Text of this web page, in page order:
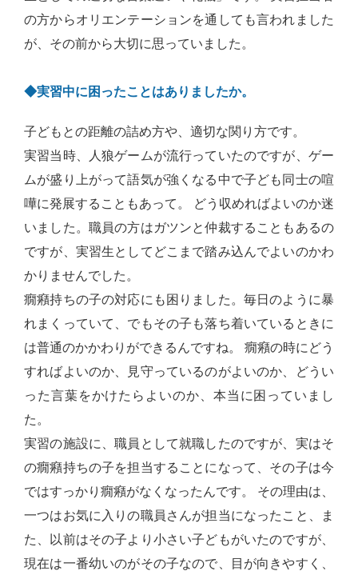
の方からオリエンテーションを通しても言われました
が、その前から大切に思っていました。
◆実習中に困ったことはありましたか。
子どもとの距離の詰め方や、適切な関り方です。
実習当時、人狼ゲームが流行っていたのですが、ゲー
ムが盛り上がって語気が強くなる中で子ども同士の喧
嘩に発展することもあって。 どう収めればよいのか迷
いました。職員の方はガツンと仲裁することもあるの
ですが、実習生としてどこまで踏み込んでよいのかわ
かりませんでした。
癇癪持ちの子の対応にも困りました。毎日のように暴
れまくっていて、でもその子も落ち着いているときに
は普通のかかわりができるんですね。 癇癪の時にどう
すればよいのか、見守っているのがよいのか、どうい
った言葉をかけたらよいのか、本当に困っていまし
た。
実習の施設に、職員として就職したのですが、実はそ
の癇癪持ちの子を担当することになって、その子は今
ではすっかり癇癪がなくなったんです。 その理由は、
一つはお気に入りの職員さんが担当になったこと、ま
た、以前はその子より小さい子どもがいたのですが、
現在は一番幼いのがその子なので、目が向きやすく、